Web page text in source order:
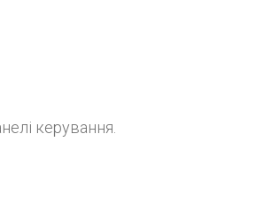
керування.